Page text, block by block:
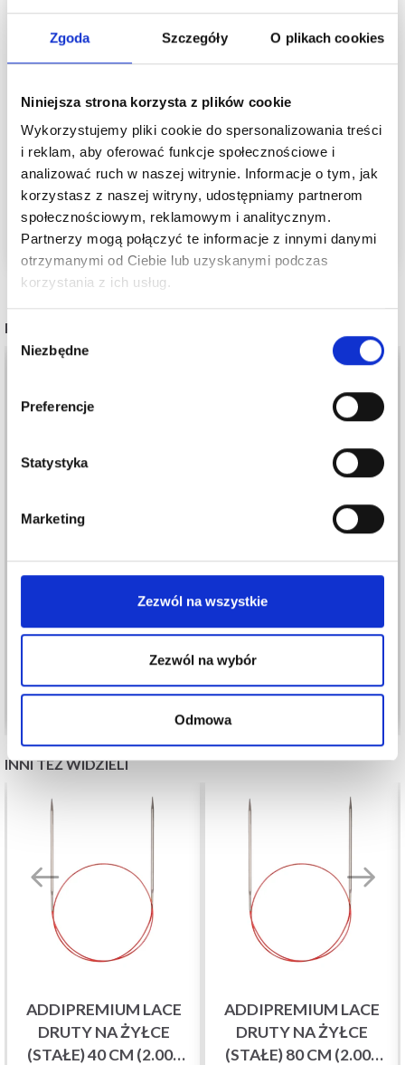
Zgoda Szczegóły O plikach cookies
Niniejsza strona korzysta z plików cookie
Wykorzystujemy pliki cookie do spersonalizowania treści
i reklam, aby oferować funkcje społecznościowe i
analizować ruch w naszej witrynie. Informacje o tym, jak
korzystasz z naszej witryny, udostępniamy partnerom
społecznościowym, reklamowym i analitycznym.
Partnerzy mogą połączyć te informacje z innymi danymi
otrzymanymi od Ciebie lub uzyskanymi podczas
korzystania z ich usług.
Wybór
zgody
Niezbędne
Preferencje
Statystyka
Marketing
Zezwól na wszystkie
Zezwól na wybór
Odmowa
Ta włóczka łączy wełnę organiczną z wytrzymałymi
włóknami pokrzywy i zapewnia naturalny, trwały i
piękny efekt w Twoich projektach dziewiarskich.
Zobacz wszystkie włóczki z włóknami pokrzywy
tutaj
Zobacz wszystkie włóczki organiczne tutaj
Zobacz wszystkie wzory dziewiarskie tutaj
POPULARNE ALTERNATYWY
ONION NO.3 ORGANIC
WOOL+NETTLES
28,70 zł
Zobacz wszystkie opcje
ONION NO.6 ORGANIC
WOOL+NETTLES
28,70 zł
Zobacz wszystkie opcje
INNI TEŻ WIDZIELI
ADDIPREMIUM LACE
DRUTY NA ŻYŁCE
(STAŁE) 40 CM (2.00–
ADDIPREMIUM LACE
DRUTY NA ŻYŁCE
(STAŁE) 80 CM (2.00–
Oszczędź nawet do 50%
włóczek i uzyskaj wyłączny dostęp do
inspirujących wzorów na druty i specjalnych